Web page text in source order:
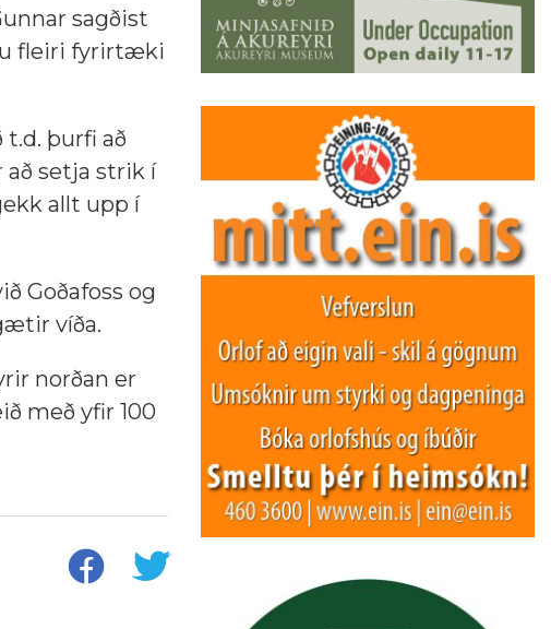
sagðist
fleiri fyrirtæki
þurfi að
að setja strik í
allt upp í
Goðafoss og
víða.
norðan er
með yfir 100